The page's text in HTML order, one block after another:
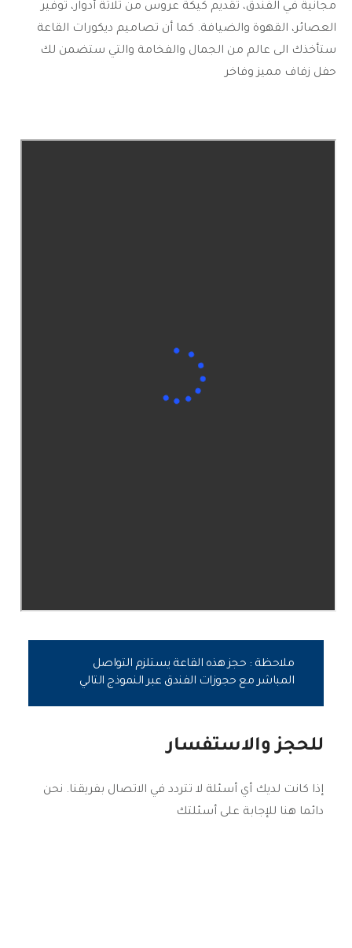
مجانية في الفندق، تقديم كيكة عروس من ثلاثة أدوار، توفير
العصائر، القهوة والضيافة. كما أن تصاميم ديكورات القاعة
ستأخذك الى عالم من الجمال والفخامة والتي ستضمن لك
حفل زفاف مميز وفاخر
ملاحظة : حجز هذه القاعة يستلزم التواصل
المباشر مع حجوزات الفندق عبر النموذج التالي
للحجز والاستفسار
إذا كانت لديك أي أسئلة لا تتردد في الاتصال بفريقنا. نحن
دائما هنا للإجابة على أسئلتك